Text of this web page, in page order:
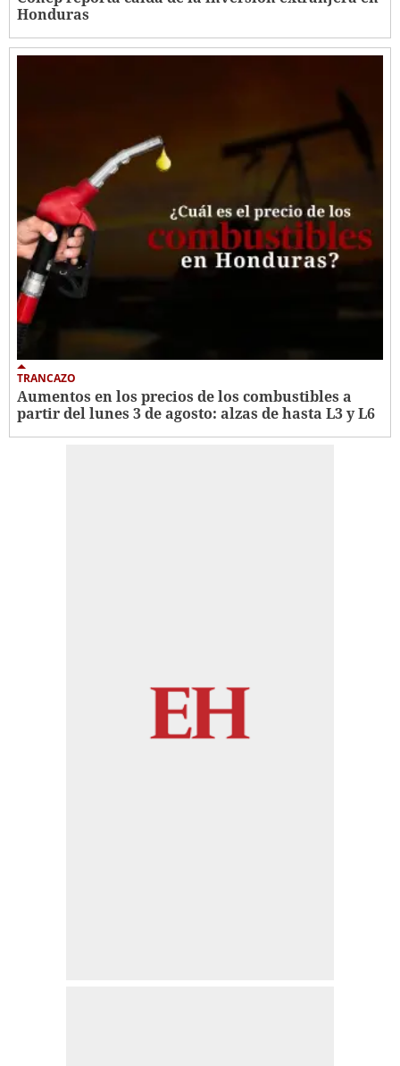
Honduras
TRANCAZO
Aumentos en los precios de los combustibles a
partir del lunes 3 de agosto: alzas de hasta L3 y L6 ​​​​​​